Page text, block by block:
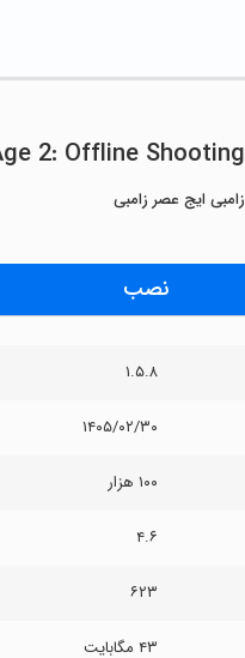
2: Offline Shooting
زامبی ایج عصر زامبی
نصب
۱.۵.۸
۱۴۰۵/۰۲/۳۰
۱۰۰ هزار
۴.۶
۶۲۳
۴۳ مگابایت